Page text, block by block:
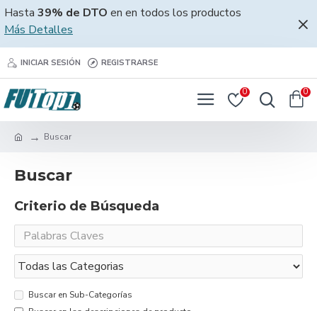
Hasta 39% de DTO en en todos los productos
Más Detalles
INICIAR SESIÓN REGISTRARSE
0 0
Buscar
Buscar
Criterio de Búsqueda
Buscar en Sub-Categorías